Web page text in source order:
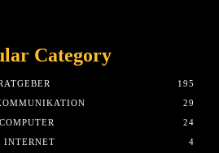
Category
195
29
COMPUTER
24
INTERNET
4